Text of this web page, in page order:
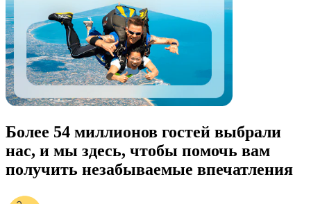
Более 54 миллионов гостей выбрали
нас, и мы здесь, чтобы помочь вам
получить незабываемые впечатления